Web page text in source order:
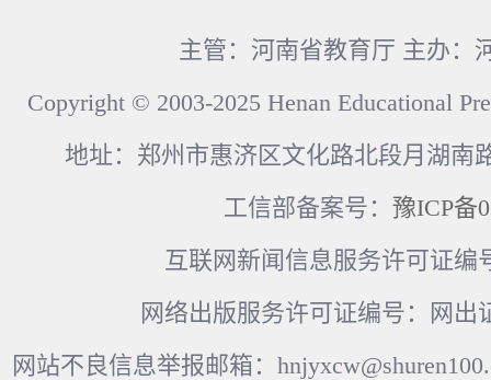
主管：河南省教育厅 主办：
Copyright © 2003-2025 Henan Educational
地址：郑州市惠济区文化路北段月湖南
工信部备案号： 豫ICP备
互联网新闻信息服务许可证编
网络出版服务许可证编号：网出
网站不良信息举报邮箱：